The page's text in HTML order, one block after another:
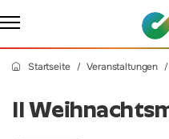
Startseite Veranstaltungen
II